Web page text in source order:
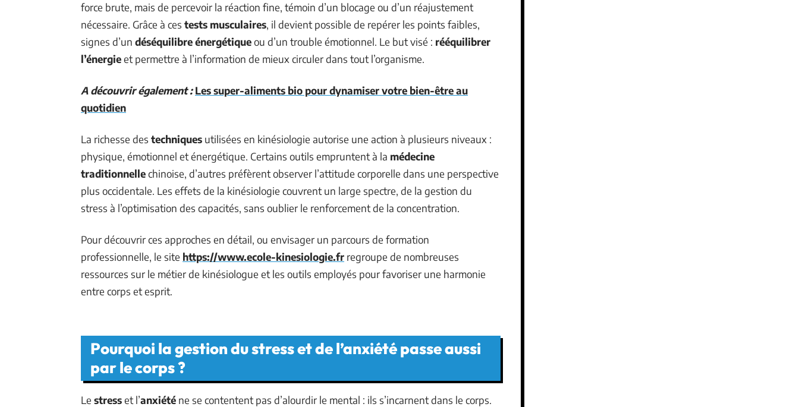
force brute, mais de percevoir la réaction fine, témoin d’un blocage ou d’un réajustement
nécessaire. Grâce à ces tests musculaires, il devient possible de repérer les points faibles,
signes d’un déséquilibre énergétiqueou d’un trouble émotionnel. Le but visé : rééquilibrer
l’énergieet permettre à l’information de mieux circuler dans tout l’organisme.
A découvrir également : Les super-aliments bio pour dynamiser votre bien-être au
quotidien
La richesse des techniques utilisées en kinésiologie autorise une action à plusieurs niveaux :
physique, émotionnel et énergétique. Certains outils empruntent à la médecine
traditionnellechinoise, d’autres préfèrent observer l’attitude corporelle dans une perspective
plus occidentale. Les effets de la kinésiologie couvrent un large spectre, de la gestion du
stress à l’optimisation des capacités, sans oublier le renforcement de la concentration.
Pour découvrir ces approches en détail, ou envisager un parcours de formation
professionnelle, le site https://www.ecole-kinesiologie.fr regroupe de nombreuses
ressources sur le métier de kinésiologue et les outils employés pour favoriser une harmonie
entre corps et esprit.
Pourquoi la gestion du stress et de l’anxiété passe aussi
par le corps ?
Le stresset l’anxiété ne se contentent pas d’alourdir le mental : ils s’incarnent dans le corps.